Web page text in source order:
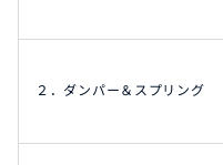
２．ダンパー＆スプリング